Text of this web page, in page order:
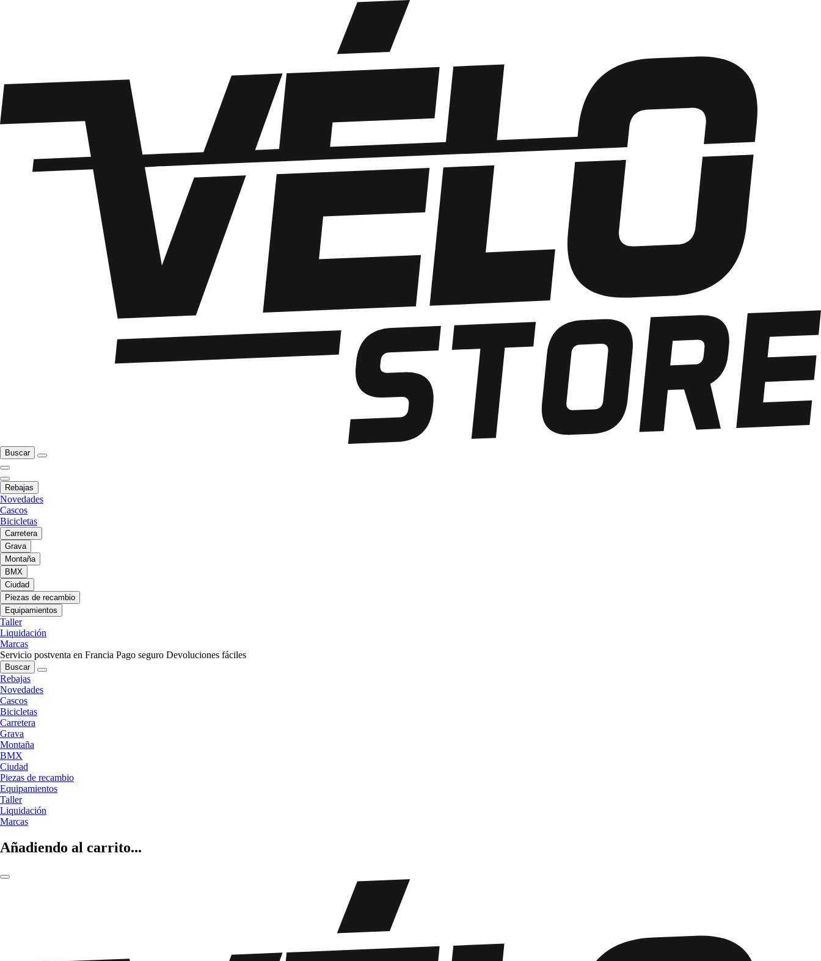
Buscar
Rebajas
Novedades
Cascos
Bicicletas
Carretera
Grava
Montaña
BMX
Ciudad
Piezas de recambio
Equipamientos
Taller
Liquidación
Marcas
Servicio postventa en Francia Pago seguro Devoluciones fáciles
Buscar
Rebajas
Novedades
Cascos
Bicicletas
Carretera
Grava
Montaña
BMX
Ciudad
Piezas de recambio
Equipamientos
Taller
Liquidación
Marcas
Añadiendo al carrito...